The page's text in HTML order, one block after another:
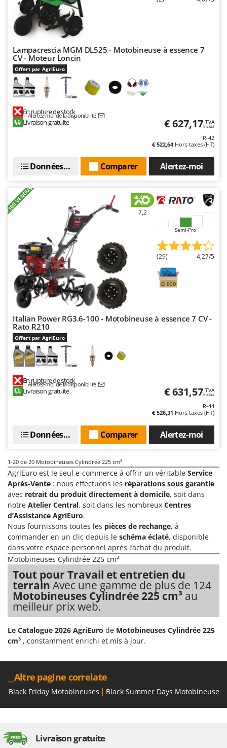
Lampacrescia MGM DL525 - Motobineuse à essence 7
CV - Moteur Loncin
Offert par AgriEuro
En rupture de stock
Alertez-moi de la disponibilité
Livraison gratuite € 627,17 TVA
Inclus
R-42
€ 522,64Hors taxes (HT)
Alertez-moi
Comparer
Données techniques
+100 VENDUS 7,2
Semi-Pro
(29) 4,27/5
Italian Power RG3.6-100 - Motobineuse à essence 7 CV -
Rato R210
Offert par AgriEuro
En rupture de stock
Alertez-moi de la disponibilité
Livraison gratuite € 631,57 TVA
Inclus
R-44
€ 526,31 Hors taxes (HT)
Alertez-moi
Comparer
Données techniques
1-20 de 20 Motobineuses Cylindrée 225 cm³
AgriEuro est le seul e-commerce à offrir un véritable Service
Après-Vente : nous effectuons les réparations sous garantie
avec retrait du produit directement à domicile, soit dans
notre Atelier Central, soit dans les nombreux Centres
d’Assistance AgriEuro.
Nous fournissons toutes les pièces de rechange, à
commander en un clic depuis le schéma éclaté, disponible
dans votre espace personnel après l’achat du produit.
Motobineuses Cylindrée 225 cm³
Tout pour Travail et entretien du
terrain Avec une gamme de plus de 124
Motobineuses Cylindrée 225 cm³ au
meilleur prix web.
Le Catalogue 2026 AgriEuro de Motobineuses Cylindrée 225
cm³ , constamment enrichi et mis à jour.
__Altre pagine correlate
Black Friday Motobineuses Black Summer Days Motobineuses
Livraison gratuite